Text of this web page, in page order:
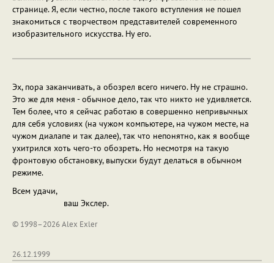
странице. Я, если честно, после такого вступления не пошел
знакомиться с творчеством представителей современного
изобразительного искусства. Ну его.
Эх, пора заканчивать, а обозрел всего ничего. Ну не страшно.
Это же для меня - обычное дело, так что никто не удивляется.
Тем более, что я сейчас работаю в совершенно непривычных
для себя условиях (на чужом компьютере, на чужом месте, на
чужом диалапе и так далее), так что непонятно, как я вообще
ухитрился хоть чего-то обозреть. Но несмотря на такую
фронтовую обстановку, выпуски будут делаться в обычном
режиме.
Всем удачи,
ваш Экслер.
© 1998–2026 Alex Exler
26.12.1999